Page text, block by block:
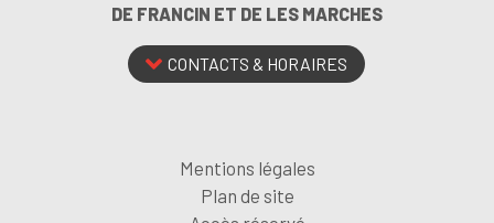
DE FRANCIN ET DE LES MARCHES
CONTACTS & HORAIRES
Mentions légales
Plan de site